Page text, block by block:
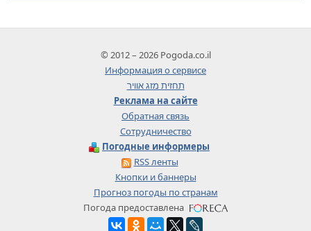
© 2012 – 2026 Pogoda.co.il
Информация о сервисе
תחזית מזג אוויר
Реклама на сайте
Обратная связь
Сотрудничество
Погодные информеры
RSS ленты
Кнопки и баннеры
Прогноз погоды по странам
Погода предоставлена